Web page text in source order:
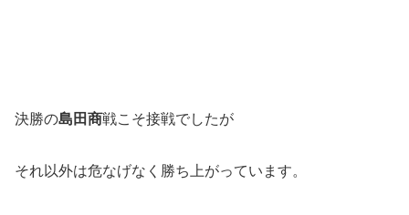
決勝の島田商戦こそ接戦でしたが
それ以外は危なげなく勝ち上がっています。